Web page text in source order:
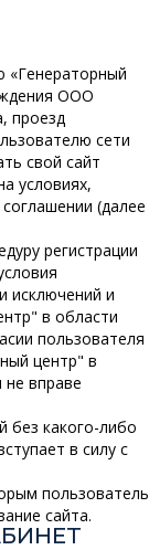
«Генераторный
ООО
проезд
сети
свой сайт
условиях,
(далее
регистрации
исключений и
в области
пользователя
центр" в
вправе
без какого-либо
в силу с
пользователь
сайта.